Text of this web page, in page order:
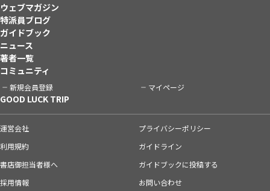
ウェブマガジン
特派員ブログ
ガイドブック
ニュース
著者一覧
コミュニティ
新規会員登録 マイページ
GOOD LUCK TRIP
運営会社
プライバシーポリシー
利用規約
ガイドライン
書店御担当者様へ
ガイドブックに投稿する
採用情報
お問い合わせ